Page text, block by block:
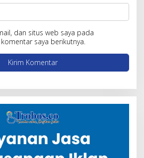
dan situs web saya pada
saya berikutnya.